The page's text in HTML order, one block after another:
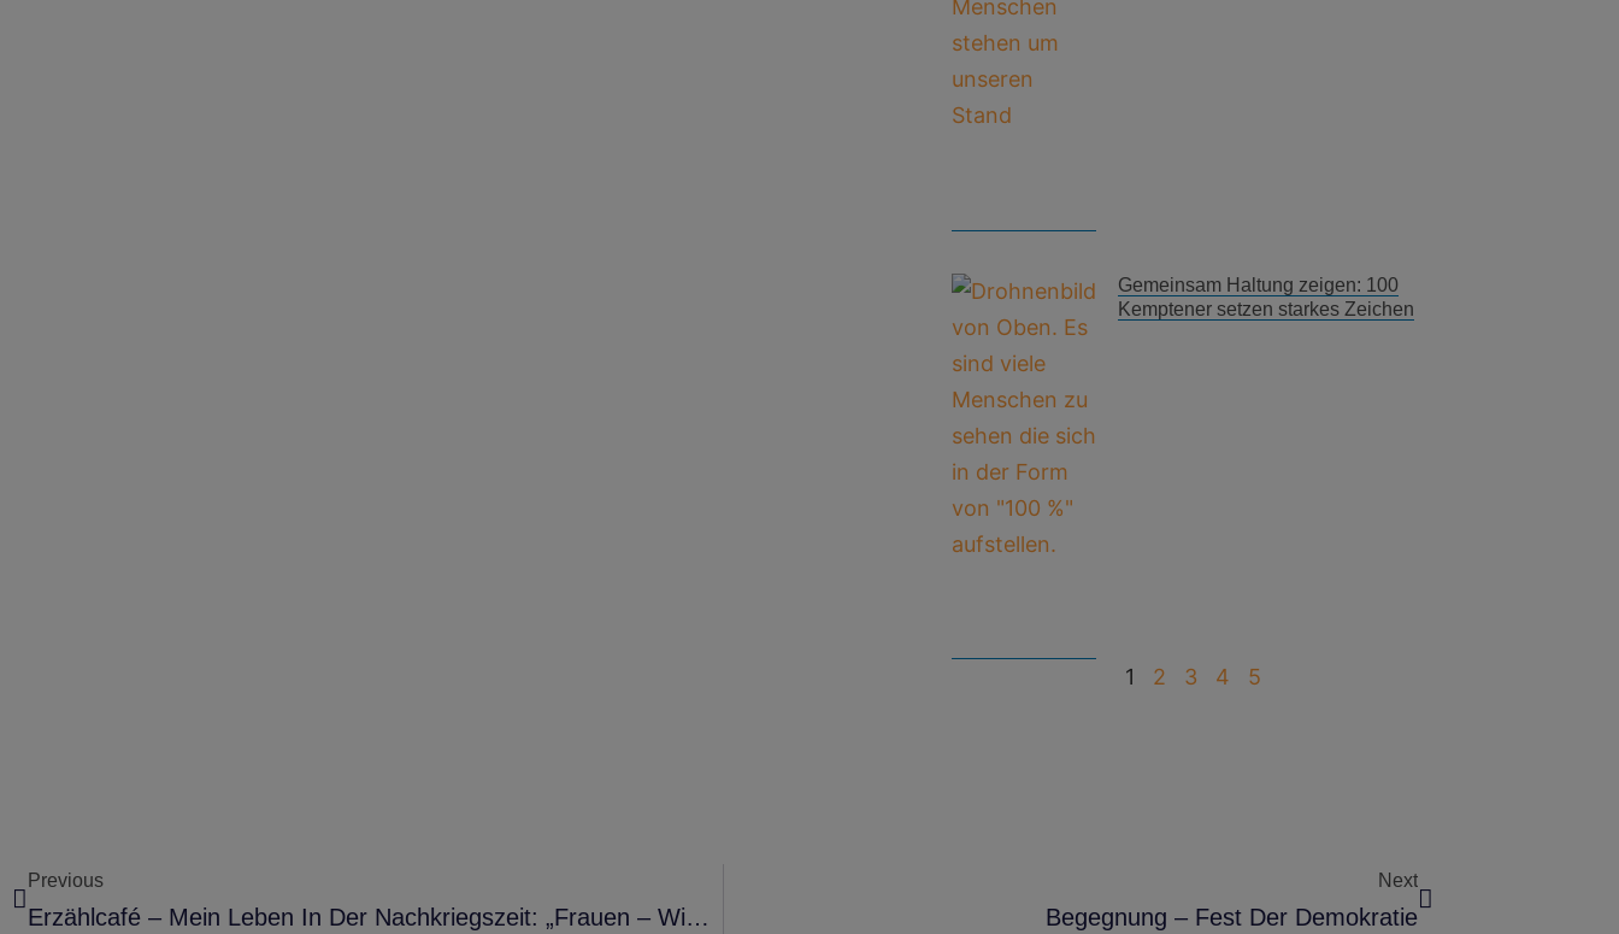
Gemeinsam Haltung zeigen: 100
Kemptener setzen starkes Zeichen
1 2 3 4 5
Previous
Erzählcafé – Mein Leben In Der Nachkriegszeit: „Frauen – Wie Sie Lebten, Was Sie Leisteten.“
Next
Begegnung – Fest Der Demokratie